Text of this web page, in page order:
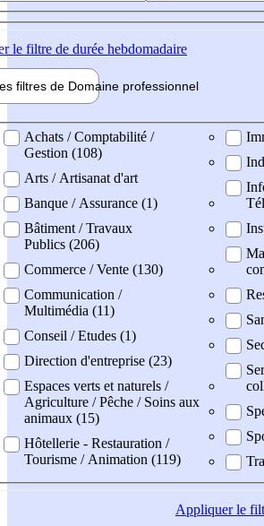
le filtre de durée hebdomadaire
filtres de Domaine professionnel
professionel
Achats / Comptabilité /
Gestion (108)
Arts / Artisanat d'art
Banque / Assurance (1)
Bâtiment / Travaux
Publics (206)
Commerce / Vente (130)
Communication /
Multimédia (11)
Conseil / Etudes (1)
Direction d'entreprise (23)
Espaces verts et naturels /
Agriculture / Pêche / Soins aux
animaux (15)
Hôtellerie - Restauration /
Tourisme / Animation (119)
Appliquerle